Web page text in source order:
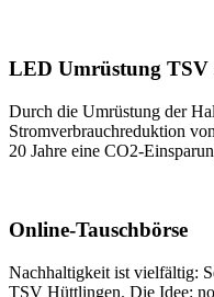
LED Umrüstung
Durch die Umrüstung der
Stromverbrauchreduktion
20 Jahre eine CO2-
Online-Tauschbörse
Nachhaltigkeit ist vielfältig:
TSV Hüttlingen. Die Idee: